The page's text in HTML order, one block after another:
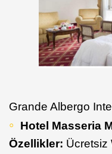
Grande Albergo
Hotel Masseria
Özellikler: Ücretsiz